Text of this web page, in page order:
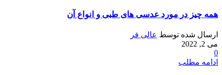
همه چیز در مورد عدسی های طبی و انواع آن
ارسال شده توسط عالی فر
می 2, 2022
0
ادامه مطلب